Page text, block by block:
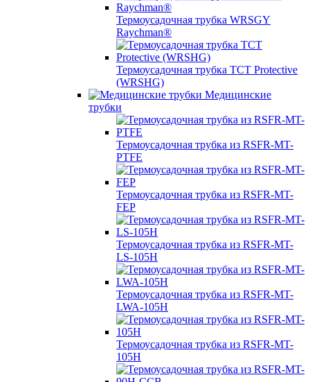
Термоусадочная трубка WRSGY
Raychman®
Термоусадочная трубка TCT Protective
(WRSHG)
Медицинские
трубки
Термоусадочная трубка из RSFR-MT-
PTFE
Термоусадочная трубка из RSFR-MT-
FEP
Термоусадочная трубка из RSFR-MT-
LS-105H
Термоусадочная трубка из RSFR-MT-
LWA-105H
Термоусадочная трубка из RSFR-MT-
105H